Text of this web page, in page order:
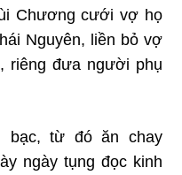
Chương cưới vợ họ
Nguyên, liền bỏ vợ
riêng đưa người phụ
bạc, từ đó ăn chay
ngày tụng đọc kinh